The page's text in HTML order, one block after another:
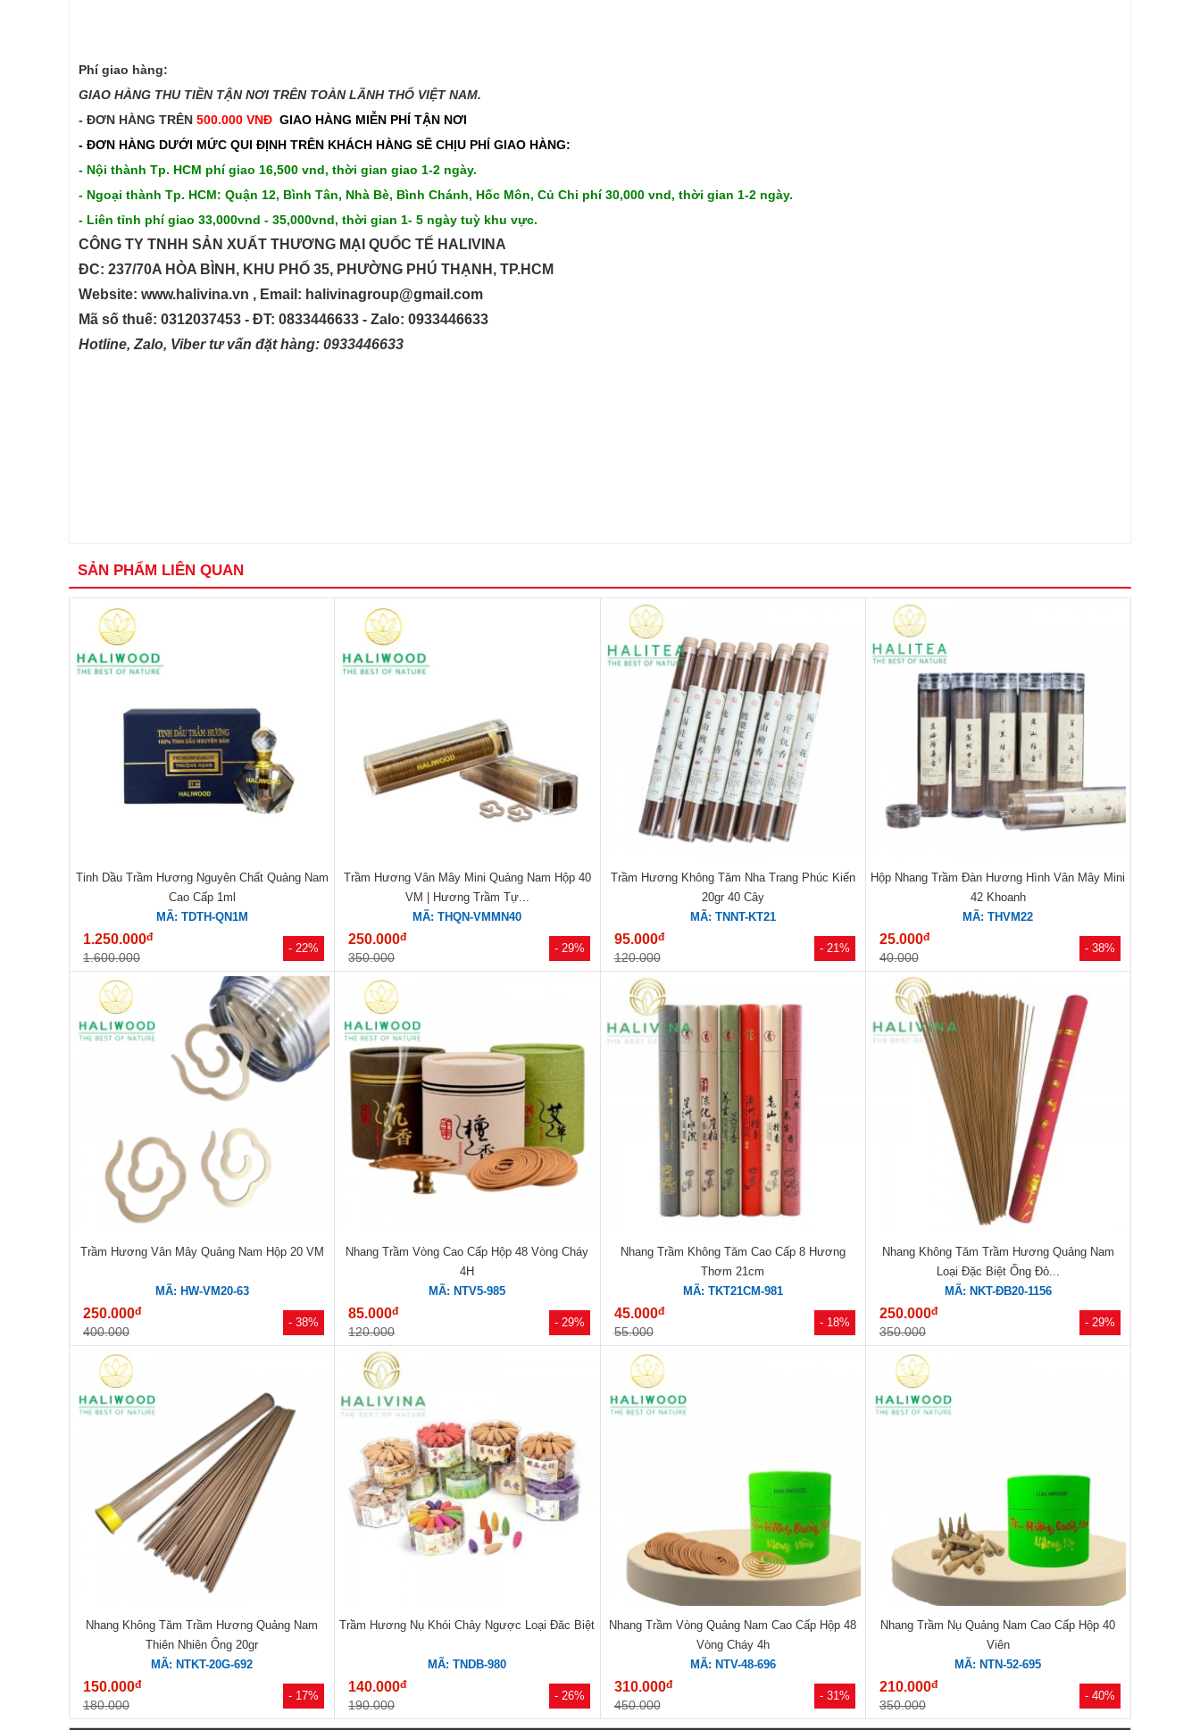
Phí giao hàng:
GIAO HÀNG THU TIỀN TẬN NƠI TRÊN TOÀN LÃNH THỔ VIỆT NAM.​​
- ĐƠN HÀNG TRÊN 500.000 VNĐ GIAO HÀNG MIỄN PHÍ TẬN NƠI
- ĐƠN HÀNG DƯỚI MỨC QUI ĐỊNH TRÊN KHÁCH HÀNG SẼ CHỊU PHÍ GIAO HÀNG:
- Nội thành Tp. HCM phí giao 16,500 vnd, thời gian giao 1-2 ngày.
- Ngoại thành Tp. HCM: Quận 12, Bình Tân, Nhà Bè, Bình Chánh, Hốc Môn, Củ Chi phí 30,000 vnd, thời gian 1-2 ngày.
- Liên tỉnh phí giao 33,000vnd - 35,000vnd, thời gian 1- 5 ngày tuỳ khu vực.
CÔNG TY TNHH SẢN XUẤT THƯƠNG MẠI QUỐC TẾ HALIVINA
ĐC: 237/70A HÒA BÌNH, KHU PHỐ 35, PHƯỜNG PHÚ THẠNH, TP.HCM
Website: www.halivina.vn , Email: halivinagroup@gmail.com
Mã số thuế: 0312037453 - ĐT: 0833446633 - Zalo: 0933446633
Hotline, Zalo, Viber tư vấn đặt hàng: 0933446633
SẢN PHẨM LIÊN QUAN
- 22%
Tinh Dầu Trầm Hương Nguyên Chất Quảng Nam
Cao Cấp 1ml
MÃ: TDTH-QN1M
1.250.000đ
1.600.000
- 29%
Trầm Hương Vân Mây Mini Quảng Nam Hộp 40
VM | Hương Trầm Tự...
MÃ: THQN-VMMN40
250.000đ
350.000
- 21%
Trầm Hương Không Tăm Nha Trang Phúc Kiến
20gr 40 Cây
MÃ: TNNT-KT21
95.000đ
120.000
- 38%
Hộp Nhang Trầm Đàn Hương Hình Vân Mây Mini
42 Khoanh
MÃ: THVM22
25.000đ
40.000
- 38%
Trầm Hương Vân Mây Quảng Nam Hộp 20 VM
MÃ: HW-VM20-63
250.000đ
400.000
- 29%
Nhang Trầm Vòng Cao Cấp Hộp 48 Vòng Cháy
4H
MÃ: NTV5-985
85.000đ
120.000
- 18%
Nhang Trầm Không Tăm Cao Cấp 8 Hương
Thơm 21cm
MÃ: TKT21CM-981
45.000đ
55.000
- 29%
Nhang Không Tăm Trầm Hương Quảng Nam
Loại Đặc Biệt Ống Đỏ...
MÃ: NKT-ĐB20-1156
250.000đ
350.000
- 17%
Nhang Không Tăm Trầm Hương Quảng Nam
Thiên Nhiên Ống 20gr
MÃ: NTKT-20G-692
150.000đ
180.000
- 26%
Trầm Hương Nụ Khói Chảy Ngược Loại Đăc Biệt
MÃ: TNDB-980
140.000đ
190.000
- 31%
Nhang Trầm Vòng Quảng Nam Cao Cấp Hộp 48
Vòng Cháy 4h
MÃ: NTV-48-696
310.000đ
450.000
- 40%
Nhang Trầm Nụ Quảng Nam Cao Cấp Hộp 40
Viên
MÃ: NTN-52-695
210.000đ
350.000